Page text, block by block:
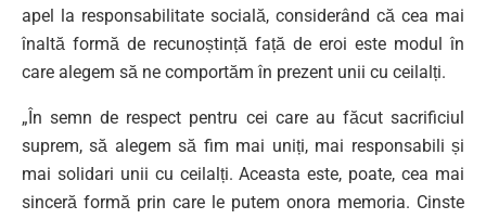
apel la responsabilitate socială, considerând că cea mai
înaltă formă de recunoștință față de eroi este modul în
care alegem să ne comportăm în prezent unii cu ceilalți.
„În semn de respect pentru cei care au făcut sacrificiul
suprem, să alegem să fim mai uniți, mai responsabili și
mai solidari unii cu ceilalți. Aceasta este, poate, cea mai
sinceră formă prin care le putem onora memoria. Cinste